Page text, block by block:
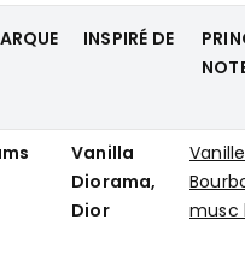
INSPIRÉ DE
Vanilla
Diorama,
Dior
Vanille
musc